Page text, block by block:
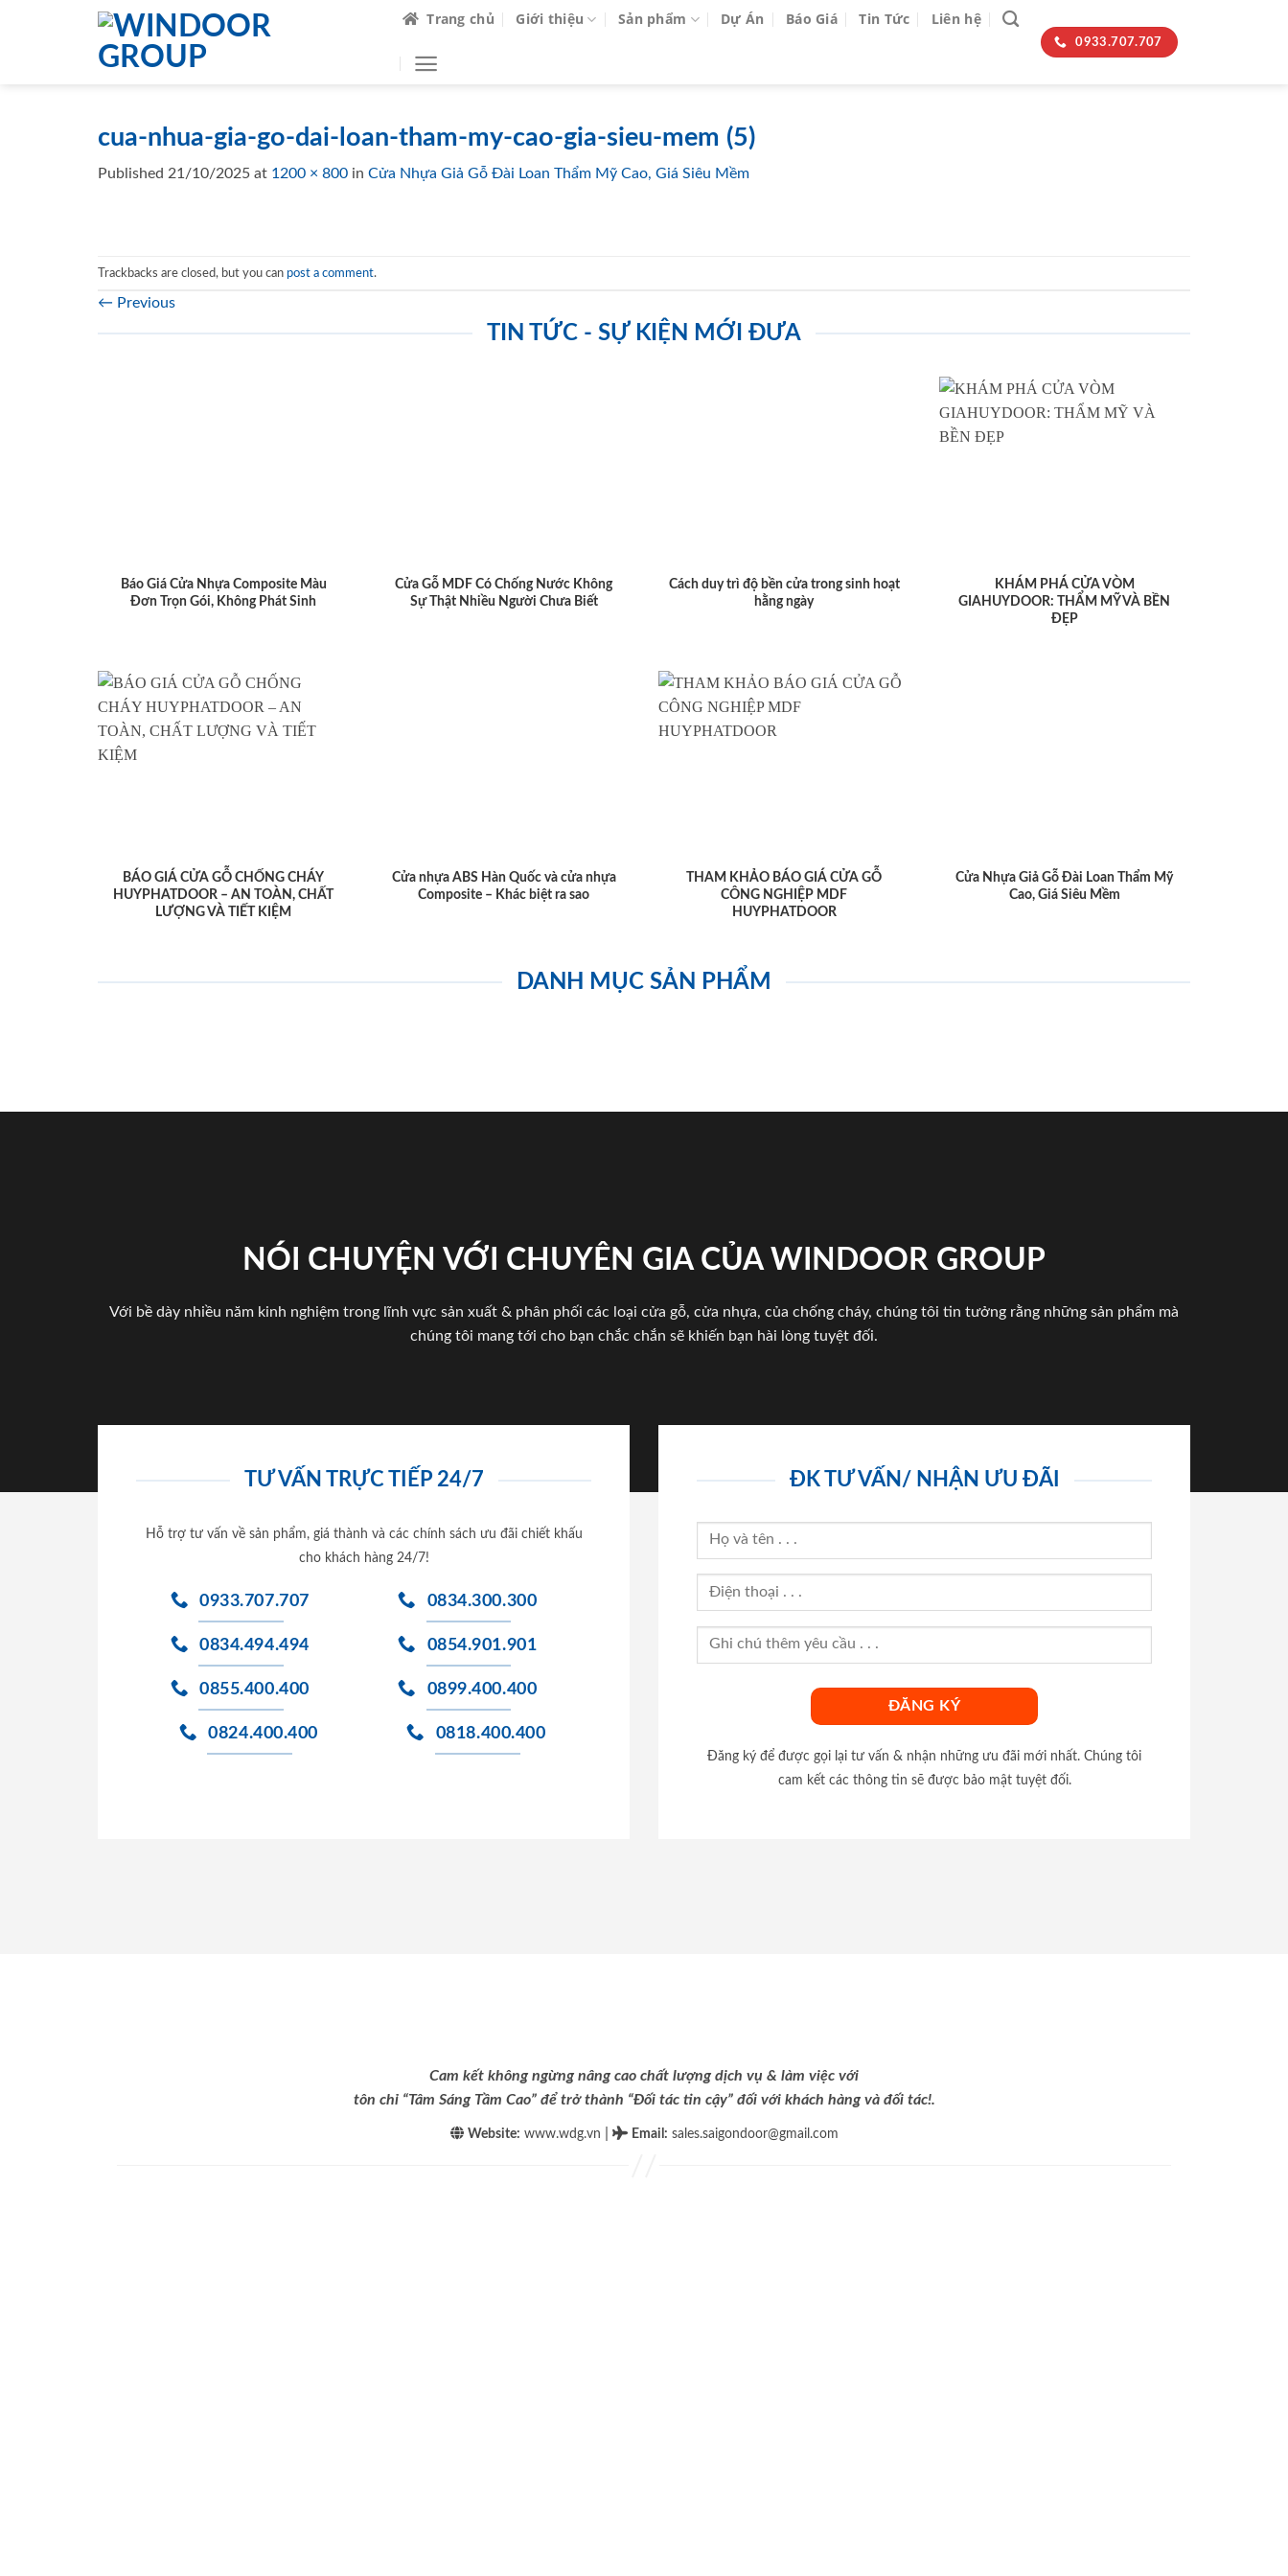
Trang chủ Giới thiệu Sản phẩm Dự Án Báo Giá Tin Tức Liên hệ
0933.707.707
cua-nhua-gia-go-dai-loan-tham-my-cao-gia-sieu-mem (5)
Published 21/10/2025 at 1200 × 800 in Cửa Nhựa Giả Gỗ Đài Loan Thẩm Mỹ Cao, Giá Siêu Mềm
Trackbacks are closed, but you can post a comment.
← Previous
TIN TỨC - SỰ KIỆN MỚI ĐƯA
Báo Giá Cửa Nhựa Composite Màu
Đơn Trọn Gói, Không Phát Sinh
Cửa Gỗ MDF Có Chống Nước Không
Sự Thật Nhiều Người Chưa Biết
Cách duy trì độ bền cửa trong sinh hoạt
hằng ngày
KHÁM PHÁ CỬA VÒM
GIAHUYDOOR: THẨM MỸ VÀ BỀN
ĐẸP
BÁO GIÁ CỬA GỖ CHỐNG CHÁY
HUYPHATDOOR – AN TOÀN, CHẤT
LƯỢNG VÀ TIẾT KIỆM
Cửa nhựa ABS Hàn Quốc và cửa nhựa
Composite – Khác biệt ra sao
THAM KHẢO BÁO GIÁ CỬA GỖ
CÔNG NGHIỆP MDF
HUYPHATDOOR
Cửa Nhựa Giả Gỗ Đài Loan Thẩm Mỹ
Cao, Giá Siêu Mềm
DANH MỤC SẢN PHẨM
NÓI CHUYỆN VỚI CHUYÊN GIA CỦA WINDOOR GROUP
Với bề dày nhiều năm kinh nghiệm trong lĩnh vực sản xuất & phân phối các loại cửa gỗ, cửa nhựa, của chống cháy, chúng tôi tin tưởng rằng những sản phẩm mà
chúng tôi mang tới cho bạn chắc chắn sẽ khiến bạn hài lòng tuyệt đối.
TƯ VẤN TRỰC TIẾP 24/7
Hỗ trợ tư vấn về sản phẩm, giá thành và các chính sách ưu đãi chiết khấu
cho khách hàng 24/7!
0933.707.707
0834.494.494
0855.400.400
0824.400.400
0834.300.300
0854.901.901
0899.400.400
0818.400.400
ĐK TƯ VẤN/ NHẬN ƯU ĐÃI
Đăng ký để được gọi lại tư vấn & nhận những ưu đãi mới nhất. Chúng tôi
cam kết các thông tin sẽ được bảo mật tuyệt đối.
Cam kết không ngừng nâng cao chất lượng dịch vụ & làm việc với
tôn chỉ “Tâm Sáng Tầm Cao” để trở thành “Đối tác tin cậy” đối với khách hàng và đối tác!.
Website: www.wdg.vn Email : sales.saigondoor@gmail.com